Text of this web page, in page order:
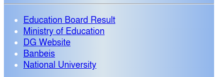
Education Board Result
Ministry of Education
DG Website
Banbeis
National University